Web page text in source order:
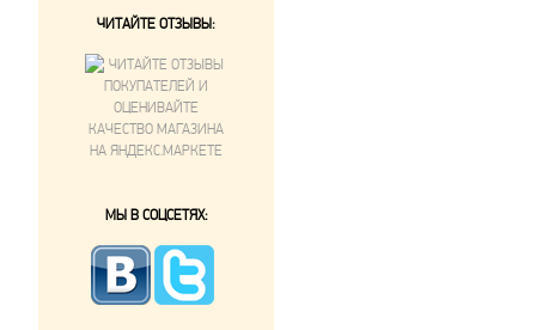
ЧИТАЙТЕ ОТЗЫВЫ:
МЫ В СОЦСЕТЯХ: